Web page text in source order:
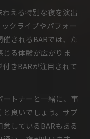
える特別な夜を演出
クライブやパフォー
されるBARでは、た
る体験が広がりま
きBARが注目されて
トナーと一緒に、事
良いでしょう。サプ
しているBARもある